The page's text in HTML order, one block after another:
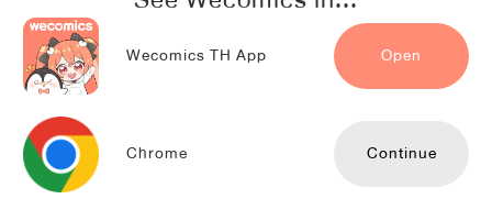
Wecomics TH App Open
Chrome Continue
เรื่องลับๆฉบับท็อปสตาร์